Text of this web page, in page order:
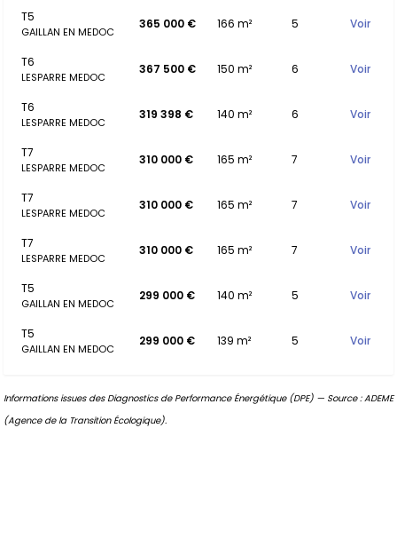
T5
GAILLAN EN MEDOC
365 000 € 166 m² 5 Voir
T6
LESPARRE MEDOC
367 500 € 150 m² 6 Voir
T6
LESPARRE MEDOC
319 398 € 140 m² 6 Voir
T7
LESPARRE MEDOC
310 000 € 165 m² 7 Voir
T7
LESPARRE MEDOC
310 000 € 165 m² 7 Voir
T7
LESPARRE MEDOC
310 000 € 165 m² 7 Voir
T5
GAILLAN EN MEDOC
299 000 € 140 m² 5 Voir
T5
GAILLAN EN MEDOC
299 000 € 139 m² 5 Voir
Informations issues des Diagnostics de Performance Énergétique (DPE) — Source : ADEME
(Agence de la Transition Écologique).